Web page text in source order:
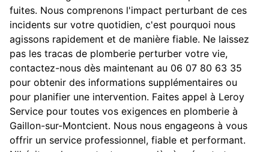
fuites. Nous comprenons l'impact perturbant de ces
incidents sur votre quotidien, c'est pourquoi nous
agissons rapidement et de manière fiable. Ne laissez
pas les tracas de plomberie perturber votre vie,
contactez-nous dès maintenant au 06 07 80 63 35
pour obtenir des informations supplémentaires ou
pour planifier une intervention. Faites appel à Leroy
Service pour toutes vos exigences en plomberie à
Gaillon-sur-Montcient. Nous nous engageons à vous
offrir un service professionnel, fiable et performant.